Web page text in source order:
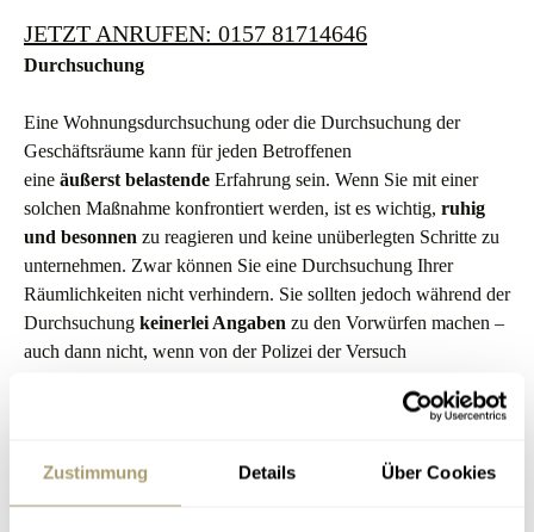
Zustimmung Details Über Cookies
JETZT ANRUFEN: 0157 81714646
Durchsuchung
Eine Wohnungsdurchsuchung oder die Durchsuchung der
Geschäftsräume kann für jeden Betroffenen
eine äußerst belastende Erfahrung sein. Wenn Sie mit einer
solchen Maßnahme konfrontiert werden, ist es wichtig, ruhig
und besonnen zu reagieren und keine unüberlegten Schritte zu
unternehmen. Zwar können Sie eine Durchsuchung Ihrer
Räumlichkeiten nicht verhindern. Sie sollten jedoch während der
Durchsuchung keinerlei Angaben zu den Vorwürfen machen –
auch dann nicht, wenn von der Polizei der Versuch
Im Falle einer Durchsuchung Ihrer Wohnung oder Ihrer